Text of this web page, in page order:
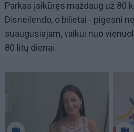
Parkas įsikūręs maždaug už 80
Disneilendo, o bilietai - pigesni
suaugusiajam, vaikui nuo
80 litų dienai.